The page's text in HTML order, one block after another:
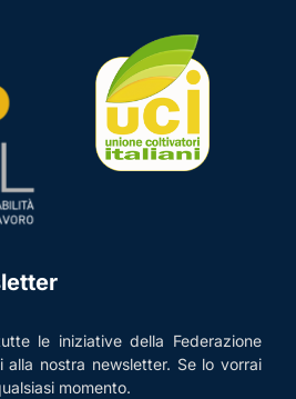
le iniziative della Federazione
alla nostra newsletter. Se lo vorrai
momento.